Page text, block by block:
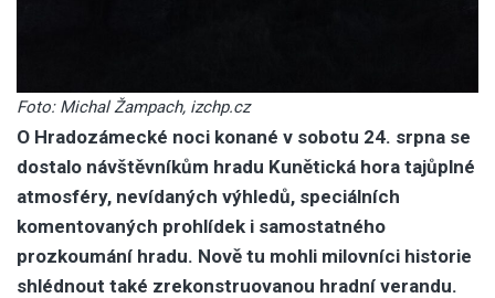
Foto: Michal Žampach, izchp.cz
O Hradozámecké noci konané v sobotu 24. srpna se
dostalo návštěvníkům hradu Kunětická hora tajůplné
atmosféry, nevídaných výhledů, speciálních
komentovaných prohlídek i samostatného
prozkoumání hradu. Nově tu mohli milovníci historie
shlédnout také zrekonstruovanou hradní verandu.